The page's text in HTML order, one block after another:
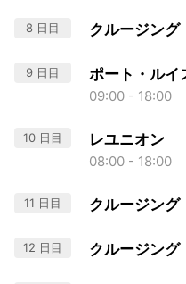
8 日目 クルージング
9 日目 ポート・ルイ
09:00 - 18:00
10 日目 レユニオン
08:00 - 18:00
11 日目 クルージング
12 日目 クルージング